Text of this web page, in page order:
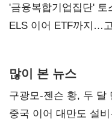
'금융복합기업집단'
ELS 이어 ETF까지…
많이 본 뉴스
구광모-젠슨 황, 두 달
중국 이어 대만도 설